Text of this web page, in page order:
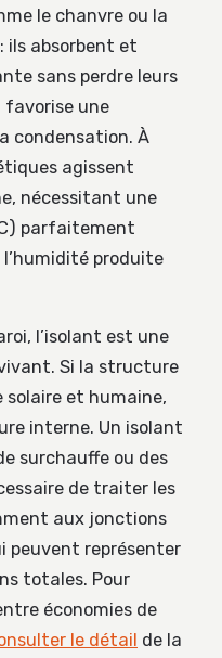
le chanvre ou la
ils absorbent et
sans perdre leurs
favorise une
condensation. À
agissent
nécessitant une
parfaitement
produite
l’isolant est une
Si la structure
solaire et humaine,
interne. Un isolant
surchauffe ou des
de traiter les
aux jonctions
peuvent représenter
totales. Pour
économies de
le détail de la